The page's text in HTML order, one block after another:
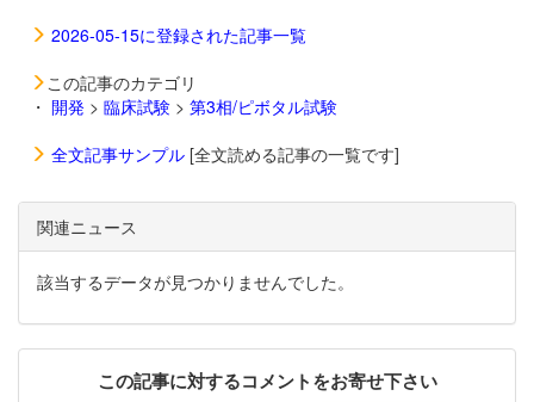
2026-05-15に登録された記事一覧
この記事のカテゴリ
・ 開発 > 臨床試験 > 第3相/ピボタル試験
全文記事サンプル [全文読める記事の一覧です]
関連ニュース
該当するデータが見つかりませんでした。
この記事に対するコメントをお寄せ下さい